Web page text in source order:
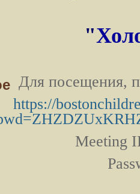
"
Для посещения,
https://
Meeting